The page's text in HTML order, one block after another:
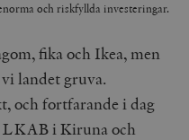
och riskfyllda investeringar.
fika och Ikea, men
landet gruva.
och fortfarande i dag
LKAB i Kiruna och